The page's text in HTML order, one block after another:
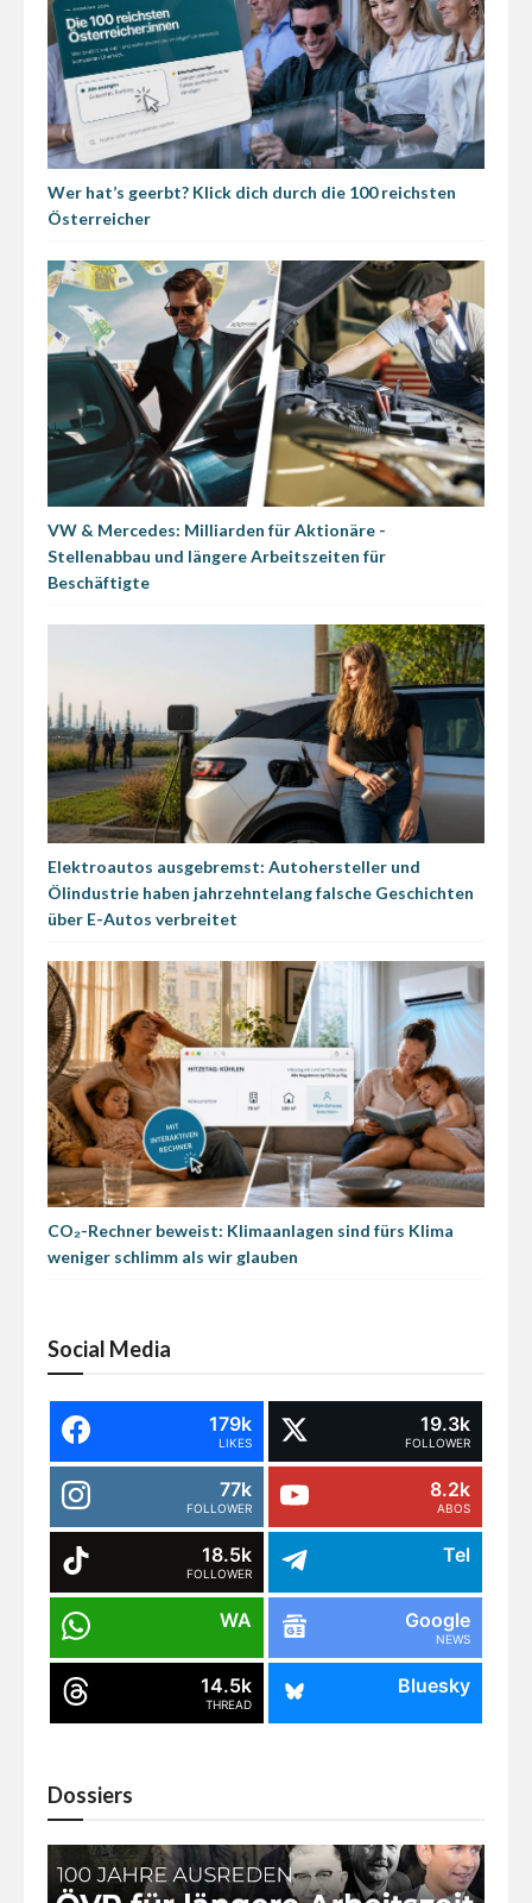
Wer hat’s geerbt? Klick dich durch die 100 reichsten
Österreicher
VW & Mercedes: Milliarden für Aktionäre -
Stellenabbau und längere Arbeitszeiten für
Beschäftigte
Elektroautos ausgebremst: Autohersteller und
Ölindustrie haben jahrzehntelang falsche Geschichten
über E-Autos verbreitet
CO₂-Rechner beweist: Klimaanlagen sind fürs Klima
weniger schlimm als wir glauben
Social Media
179k
LIKES
19.3k
FOLLOWER
77k
FOLLOWER
8.2k
ABOS
18.5k
FOLLOWER
Tel
WA Google
NEWS
14.5k
THREAD
Bluesky
Dossiers